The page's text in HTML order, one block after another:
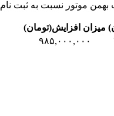
موتور نسبت به ثبت نام
میزان افزایش(تومان)
۹۸۵,۰۰۰,۰۰۰